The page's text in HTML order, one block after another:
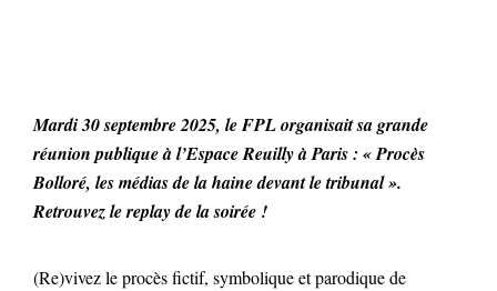
Mardi 30 septembre 2025, le FPL organisait sa grande
réunion publique à l’Espace Reuilly à Paris : « Procès
Bolloré, les médias de la haine devant le tribunal ».
Retrouvez le replay de la soirée !
(Re)vivez le procès fictif, symbolique et parodique de